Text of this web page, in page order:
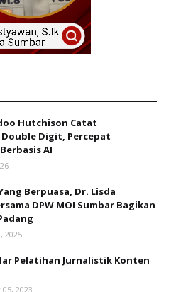
Hutchison Catat
Digit, Percepat
AI
Berpuasa, Dr. Lisda
DPW MOI Sumbar Bagikan
2025
Pelatihan Jurnalistik Konten
2023